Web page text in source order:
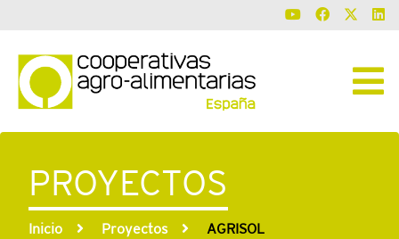
PROYECTOS
Inicio Proyectos AGRISOL